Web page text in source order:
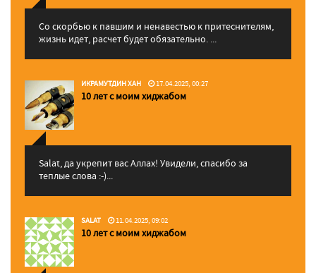
Со скорбью к павшим и ненавестью к притеснителям,
жизнь идет, расчет будет обязательно. ...
ИКРАМУТДИН ХАН 17.04.2025, 00:27
10 лет с моим хиджабом
Salat, да укрепит вас Аллаx! Увидели, спасибо за
теплые слова :-)...
SALAT 11.04.2025, 09:02
10 лет с моим хиджабом